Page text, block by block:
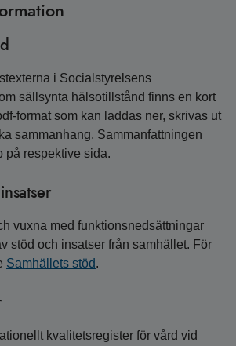
i Socialstyrelsens
sällsynta hälsotillstånd finns en kort
format som kan laddas ner, skrivas ut
sammanhang. Sammanfattningen
på respektive sida.
vuxna med funktions­ned­sättningar
stöd och insatser från samhället. För
Samhällets stöd.
kvalitetsregister för vård vid